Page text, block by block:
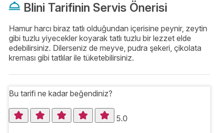
Blini Tarifinin Servis Önerisi
Hamur harcı biraz tatlı olduğundan içerisine peynir, zeytin
gibi tuzlu yiyecekler koyarak tatlı tuzlu bir lezzet elde
edebilirsiniz. Dilerseniz de meyve, pudra şekeri, çikolata
kreması gibi tatlılar ile tüketebilirsiniz.
Bu tarifi ne kadar beğendiniz?
5.0